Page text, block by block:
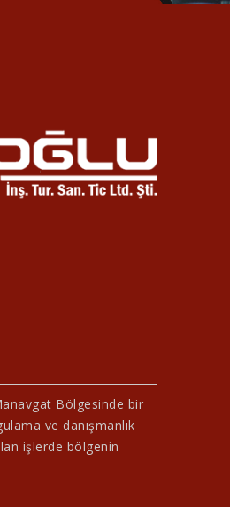
Bölgesinde bir
ve danışmanlık
işlerde bölgenin